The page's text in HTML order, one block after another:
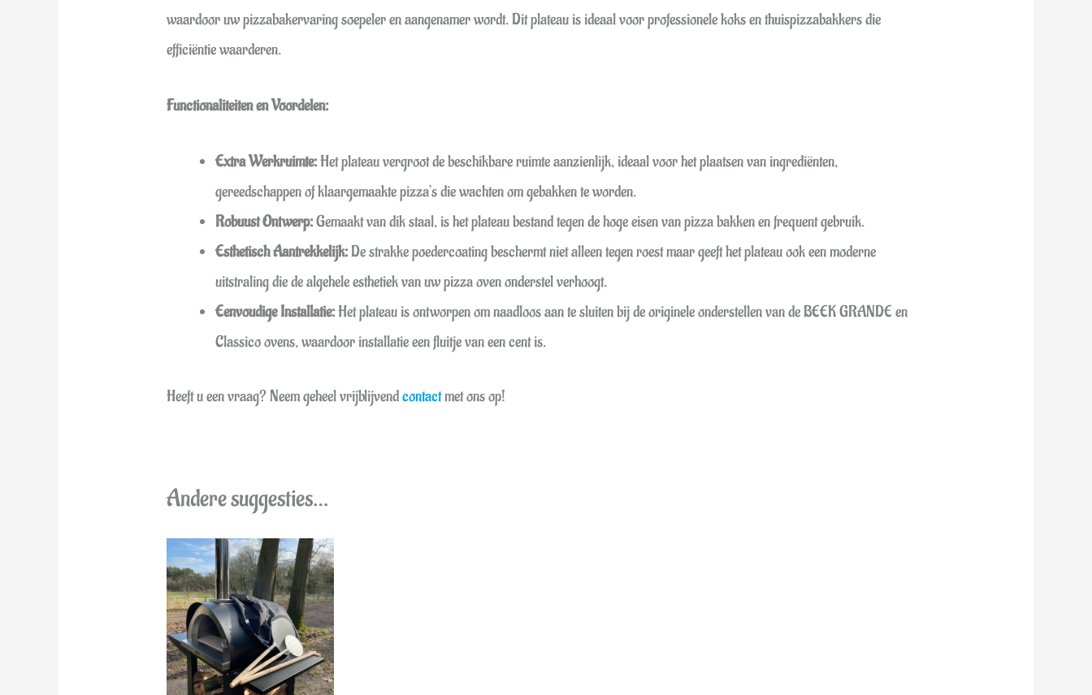
waardoor uw pizzabakervaring soepeler en aangenamer wordt. Dit plateau is ideaal voor professionele koks en thuispizzabakkers die
efficiëntie waarderen.
Functionaliteiten en Voordelen:
Extra Werkruimte:Het plateau vergroot de beschikbare ruimte aanzienlijk, ideaal voor het plaatsen van ingrediënten,
gereedschappen of klaargemaakte pizza’s die wachten om gebakken te worden.
Robuust Ontwerp:Gemaakt van dik staal, is het plateau bestand tegen de hoge eisen van pizza bakken en frequent gebruik.
Esthetisch Aantrekkelijk:De strakke poedercoating beschermt niet alleen tegen roest maar geeft het plateau ook een moderne
uitstraling die de algehele esthetiek van uw pizza oven onderstel verhoogt.
Eenvoudige Installatie:Het plateau is ontworpen om naadloos aan te sluiten bij de originele onderstellen van de BEEK GRANDE en
Classico ovens, waardoor installatie een fluitje van een cent is.
Heeft u een vraag? Neem geheel vrijblijvendcontactmet ons op!
Andere suggesties…